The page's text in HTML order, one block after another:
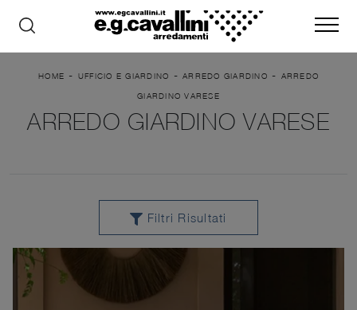
HOME - UFFICIO E GIARDINO - ARREDO GIARDINO - ARREDO
GIARDINO VARESE
ARREDO GIARDINO VARESE
Filtri Risultati